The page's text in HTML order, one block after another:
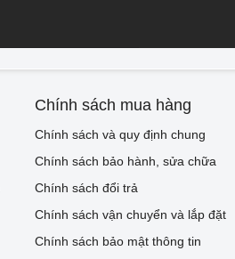
Chính sách mua hàng
Chính sách và quy định chung
Chính sách bảo hành, sửa chữa
Chính sách đổi trả
Chính sách vận chuyển và lắp đặt
Chính sách bảo mật thông tin